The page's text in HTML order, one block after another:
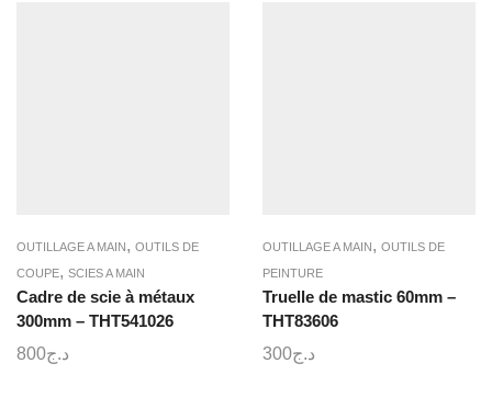
OUTILLAGE A MAIN, OUTILS DE
COUPE, SCIES A MAIN
Cadre de scie à métaux
300mm – THT541026
د.ج800
OUTILLAGE A MAIN, OUTILS DE
PEINTURE
Truelle de mastic 60mm –
THT83606
د.ج300